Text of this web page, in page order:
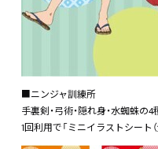
■ニンジャ訓練所
手裏剣・弓術・隠れ身・水蜘蛛の
1回利用で「ミニイラストシート